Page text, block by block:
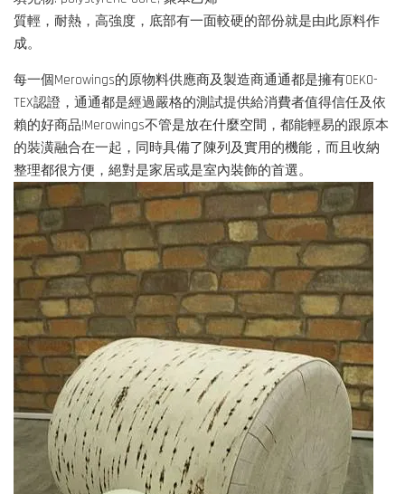
質輕，耐熱，高強度，底部有一面較硬的部份就是由此原料作
成。
每一個Merowings的原物料供應商及製造商通通都是擁有OEKO-
TEX認證，通通都是經過嚴格的測試提供給消費者值得信任及依
賴的好商品!Merowings不管是放在什麼空間，都能輕易的跟原本
的裝潢融合在一起，同時具備了陳列及實用的機能，而且收納
整理都很方便，絕對是家居或是室內裝飾的首選。